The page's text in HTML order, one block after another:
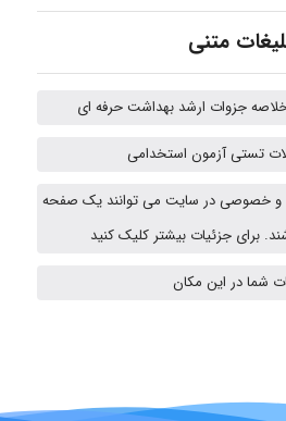
A.balandeh
متنی
تستی آزمون استخدامی
و خصوصی در سایت می توانند یک صفحه
برای جزئیات بیشتر کلیک کنید
شما در این مکان